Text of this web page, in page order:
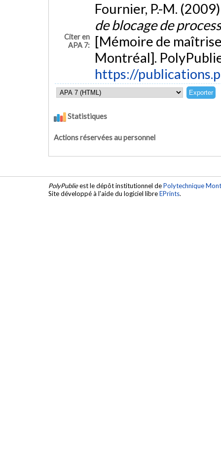
Citer en
APA 7:
Fournier, P.-M.
de blocage de
[Mémoire de
Montréal].
https://
Statistiques
Actions réservées au personnel
PolyPublieest le dépôt institutionnel dePolytechnique
Site développé à l'aide du logiciel libreEPrints.